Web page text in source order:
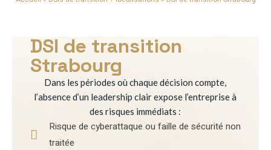
DSI de transition
Strabourg
Dans les périodes où chaque décision compte,
l’absence d’un leadership clair expose l’entreprise à
des risques immédiats :
Risque de cyberattaque ou faille de sécurité non
traitée